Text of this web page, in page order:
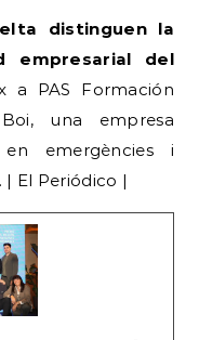
distinguen la
empresarial del
a PAS Formación
una empresa
emergències i
El Periódico |